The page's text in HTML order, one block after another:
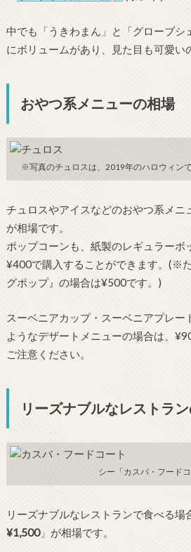
中でも「うきわまん」と「グローブシ
にボリュームがあり、見た目も可愛い
おやつ系メニューの相場
※写真のチュロスは、2019年のハロウィン
チュロスやアイスなどのおやつ系メニ
が相場です。
ポップコーンも、紙製のレギュラーボ
¥400で購入することができます。(※
グポップ』の場合は¥500です。)
スーベニアカップ・スーベニアプレー
ようなデザートメニューの場合は、
ご注意ください。
リーズナブルなレストラ
シー「カスバ・フードコ
リーズナブルなレストランで食べる場
¥1,500」が相場です。